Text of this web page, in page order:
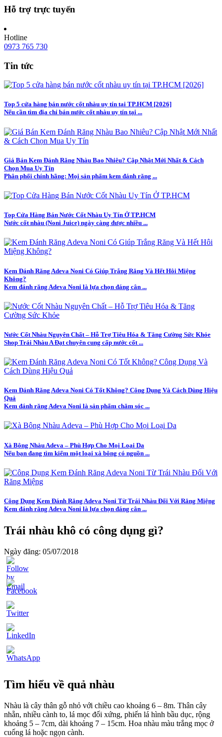
Hỗ trợ trực tuyến
Hotline
0973 765 730
Tin tức
Top 5 cửa hàng bán nước cốt nhàu uy tín tại TP.HCM [2026]
Nếu cần tìm địa chỉ bán nước cốt nhàu uy tín tại ...
Giá Bán Kem Đánh Răng Nhàu Bao Nhiêu? Cập Nhật Mới Nhất & Cách
Chọn Mua Uy Tín
Phân phối chính hãng: Mọi sản phẩm kem đánh răng ...
Top Cửa Hàng Bán Nước Cốt Nhàu Uy Tín Ở TP.HCM
Nước cốt nhàu (Noni Juice) ngày càng được nhiều ...
Kem Đánh Răng Adeva Noni Có Giúp Trắng Răng Và Hết Hôi Miệng
Không?
Kem đánh răng Adeva Noni là lựa chọn đáng cân ...
Nước Cốt Nhàu Nguyên Chất – Hỗ Trợ Tiêu Hóa & Tăng Cường Sức Khỏe
Shop Trái Nhàu A Đạt chuyên cung cấp nước cốt ...
Kem Đánh Răng Adeva Noni Có Tốt Không? Công Dụng Và Cách Dùng Hiệu
Quả
Kem đánh răng Adeva Noni là sản phẩm chăm sóc ...
Xà Bông Nhàu Adeva – Phù Hợp Cho Mọi Loại Da
Nếu bạn đang tìm kiếm một loại xà bông có nguồn ...
Công Dụng Kem Đánh Răng Adeva Noni Từ Trái Nhàu Đối Với Răng Miệng
Kem đánh răng Adeva Noni là lựa chọn đáng cân ...
Trái nhàu khô có công dụng gì?
Ngày đăng: 05/07/2018
Tìm hiểu về quả nhàu
Nhàu là cây thân gỗ nhỏ với chiều cao khoảng 6 – 8m. Thân cây
nhẵn, nhiều cành to, lá mọc đối xứng, phiến lá hình bầu dục, rộng
khoảng 5 – 7cm, dài khoảng 7 – 15cm. Hoa nhàu màu trắng mọc ở
cuống lá hoặc ngọn cành.